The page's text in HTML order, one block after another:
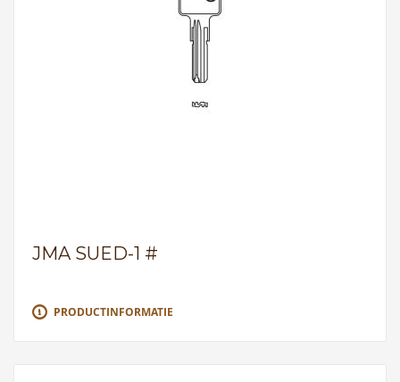
JMA SUED-1 #
PRODUCTINFORMATIE